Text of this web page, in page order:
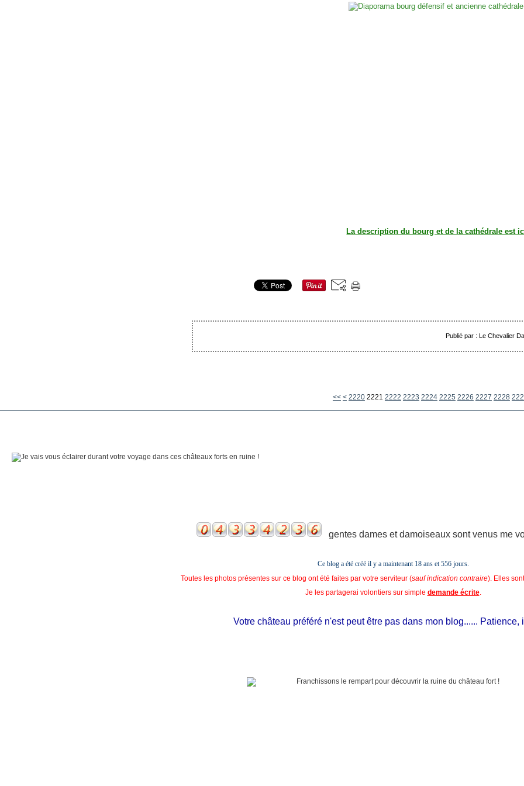
La description du bourg et de la cathédrale est
Publié par : Le Chevalier
<< < 2200
2210
2220 2221 2222 2223 2224 2225 2226 2227 2228
gentes dames et damoiseaux sont venus me
Ce blog a été créé il y a maintenant 18 ans et556 jours.
Toutes les photos présentes sur ce blog ont été faites par votre serviteur (sauf indication contraire). Elles
Je les partagerai volontiers sur simple demande écrite.
Votre château préféré n'est peut être pas dans mon blog...... Patience, il